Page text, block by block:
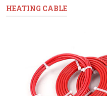
HEATING CABLE